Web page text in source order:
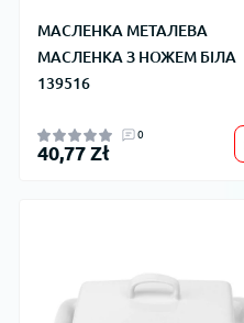
МАСЛЕНКА МЕТАЛЕВА
МАСЛЕНКА З НОЖЕМ БІЛА
139516
0
40,77 Zł